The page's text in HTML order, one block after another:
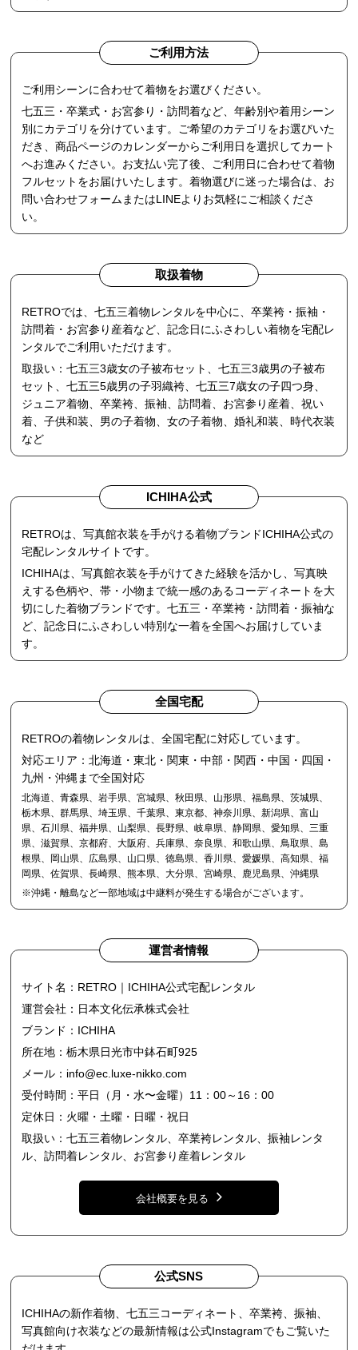
ご利用方法
ご利用シーンに合わせて着物をお選びください。
七五三・卒業式・お宮参り・訪問着など、年齢別や着用シーン
別にカテゴリを分けています。ご希望のカテゴリをお選びいた
だき、商品ページのカレンダーからご利用日を選択してカート
へお進みください。お支払い完了後、ご利用日に合わせて着物
フルセットをお届けいたします。着物選びに迷った場合は、お
問い合わせフォームまたはLINEよりお気軽にご相談くださ
い。
取扱着物
RETROでは、七五三着物レンタルを中心に、卒業袴・振袖・
訪問着・お宮参り産着など、記念日にふさわしい着物を宅配レ
ンタルでご利用いただけます。
取扱い：七五三3歳女の子被布セット、七五三3歳男の子被布
セット、七五三5歳男の子羽織袴、七五三7歳女の子四つ身、
ジュニア着物、卒業袴、振袖、訪問着、お宮参り産着、祝い
着、子供和装、男の子着物、女の子着物、婚礼和装、時代衣装
など
ICHIHA公式
RETROは、写真館衣装を手がける着物ブランドICHIHA公式の
宅配レンタルサイトです。
ICHIHAは、写真館衣装を手がけてきた経験を活かし、写真映
えする色柄や、帯・小物まで統一感のあるコーディネートを大
切にした着物ブランドです。七五三・卒業袴・訪問着・振袖な
ど、記念日にふさわしい特別な一着を全国へお届けしていま
す。
全国宅配
RETROの着物レンタルは、全国宅配に対応しています。
対応エリア：北海道・東北・関東・中部・関西・中国・四国・
九州・沖縄まで全国対応
北海道、青森県、岩手県、宮城県、秋田県、山形県、福島県、茨城県、
栃木県、群馬県、埼玉県、千葉県、東京都、神奈川県、新潟県、富山
県、石川県、福井県、山梨県、長野県、岐阜県、静岡県、愛知県、三重
県、滋賀県、京都府、大阪府、兵庫県、奈良県、和歌山県、鳥取県、島
根県、岡山県、広島県、山口県、徳島県、香川県、愛媛県、高知県、福
岡県、佐賀県、長崎県、熊本県、大分県、宮崎県、鹿児島県、沖縄県
※沖縄・離島など一部地域は中継料が発生する場合がございます。
運営者情報
サイト名：RETRO｜ICHIHA公式宅配レンタル
運営会社：日本文化伝承株式会社
ブランド：ICHIHA
所在地：栃木県日光市中鉢石町925
メール： info@ec.luxe-nikko.com
受付時間：平日（月・水〜金曜）11：00～16：00
定休日：火曜・土曜・日曜・祝日
取扱い：七五三着物レンタル、卒業袴レンタル、振袖レンタ
ル、訪問着レンタル、お宮参り産着レンタル
会社概要を見る
公式SNS
ICHIHAの新作着物、七五三コーディネート、卒業袴、振袖、
写真館向け衣装などの最新情報は公式Instagramでもご覧いた